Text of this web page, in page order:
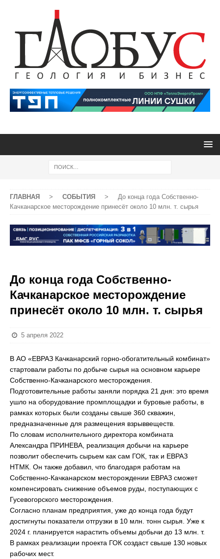
ГЛАВНАЯ > СОБЫТИЯ >
До конца года Собственно-
Качканарское месторождение принесёт около 10 млн. т. сырья
До конца года Собственно-
Качканарское месторождение
принесёт около 10 млн. т. сырья
5 апреля 2022
В АО «ЕВРАЗ Качканарский горно-обогатительный комбинат»
стартовали работы по добыче сырья на основном карьере
Собственно-Качканарского месторождения.
Подготовительные работы заняли порядка 21 дня: это время
ушло на оборудование промплощадки и буровые работы, в
рамках которых были созданы свыше 360 скважин,
предназначенные для размещения взрыввеществ.
По словам исполнительного директора комбината
Александра ПРИНЕВА, реализация добычи на карьере
позволит обеспечить сырьем как сам ГОК, так и ЕВРАЗ
НТМК. Он также добавил, что благодаря работам на
Собственно-Качканарском месторождении ЕВРАЗ сможет
компенсировать снижение объемов руды, поступающих с
Гусевогорского месторождения.
Согласно планам предприятия, уже до конца года будут
достигнуты показатели отгрузки в 10 млн. тонн сырья. Уже к
2024 г. планируется нарастить объемы добычи до 13 млн. т.
В рамках реализации проекта ГОК создаст свыше 130 новых
рабочих мест.